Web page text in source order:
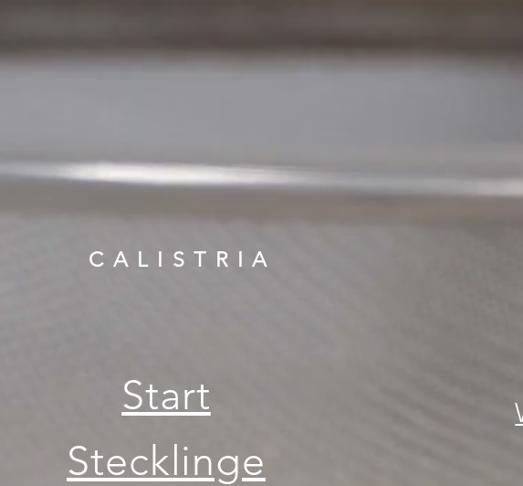
CALISTRIA
Start
Stecklinge